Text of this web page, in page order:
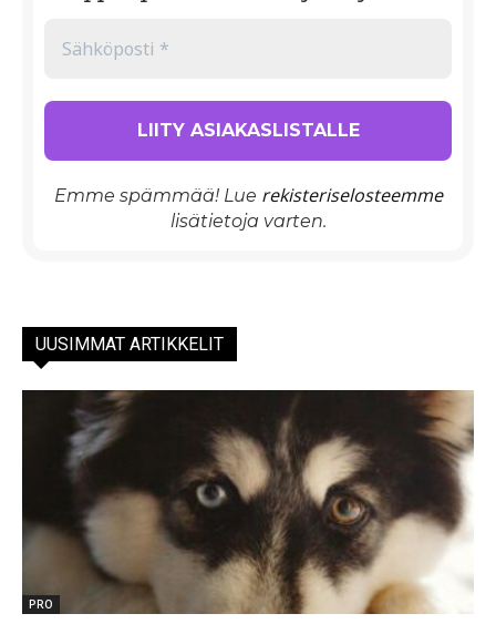
Emme spämmää! Lue rekisteriselosteemme
lisätietoja varten.
UUSIMMAT ARTIKKELIT
PRO